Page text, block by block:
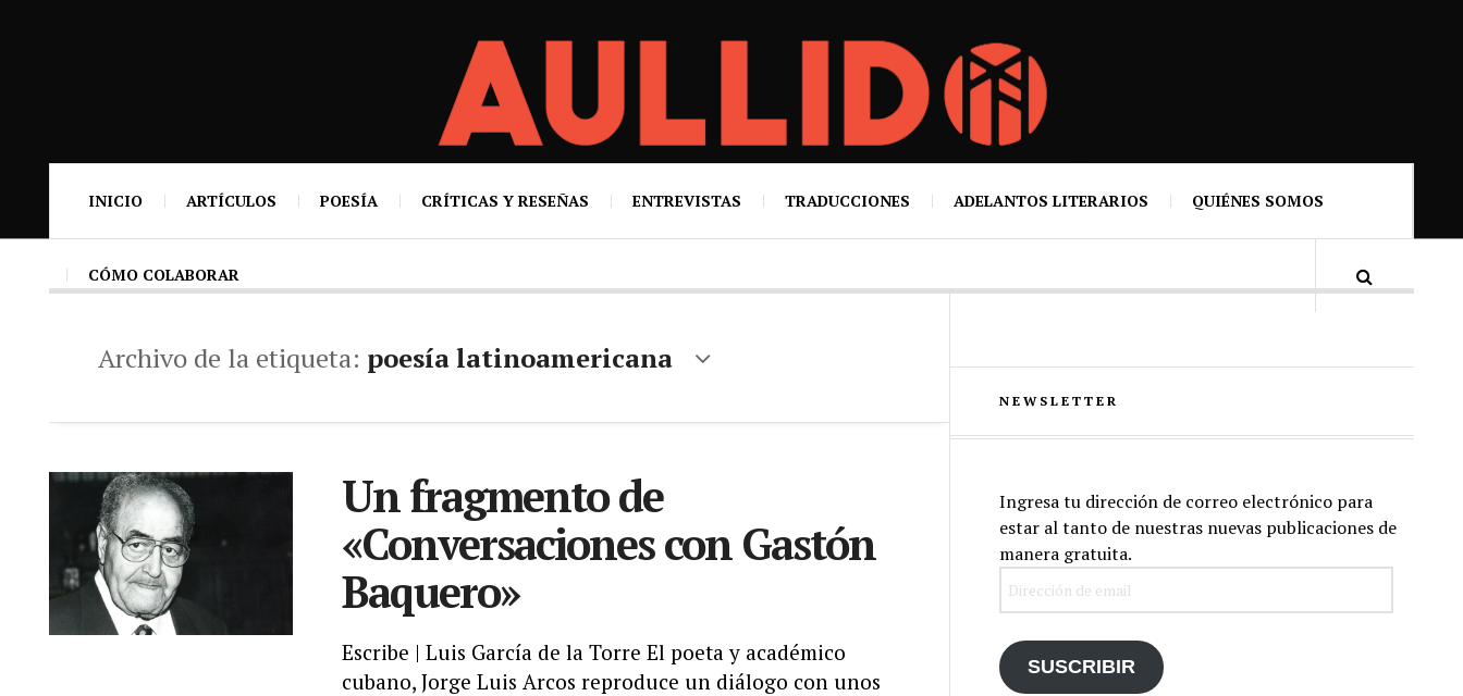
INICIO ARTÍCULOS POESÍA CRÍTICAS Y RESEÑAS ENTREVISTAS TRADUCCIONES ADELANTOS LITERARIOS QUIÉNES SOMOS
CÓMO COLABORAR
Archivo de la etiqueta: poesía latinoamericana
Un fragmento de
«Conversaciones con Gastón
Baquero»
Escribe | Luis García de la Torre El poeta y académico
cubano, Jorge Luis Arcos reproduce un diálogo con unos
NEWSLETTER
Ingresa tu dirección de correo electrónico para
estar al tanto de nuestras nuevas publicaciones de
manera gratuita.
SUSCRIBIR